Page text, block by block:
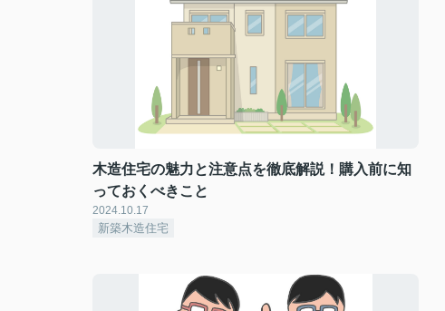
木造住宅の魅力と注意点を徹底解説！購入前に知
っておくべきこと
2024.10.17
新築木造住宅